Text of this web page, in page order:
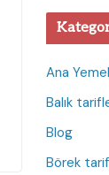
Ana
Balık
Blog
Börek